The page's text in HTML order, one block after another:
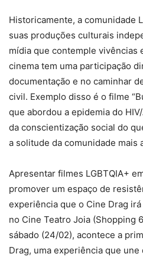
Historicamente, a comunidade
suas produções culturais
mídia que contemple vivências
cinema tem uma participação
documentação e no caminhar
civil. Exemplo disso é o filme
que abordou a epidemia do
da conscientização social do
a solitude da comunidade mais
Apresentar filmes LGBTQIA+
promover um espaço de
experiência que o Cine Drag
no Cine Teatro Joia (Shopping
sábado (24/02), acontece a
Drag, uma experiência que